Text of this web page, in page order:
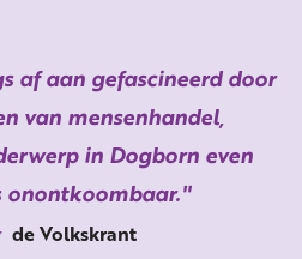
af aan gefascineerd door
van mensenhandel,
in Dogborn even
onontkoombaar.
de Volkskrant